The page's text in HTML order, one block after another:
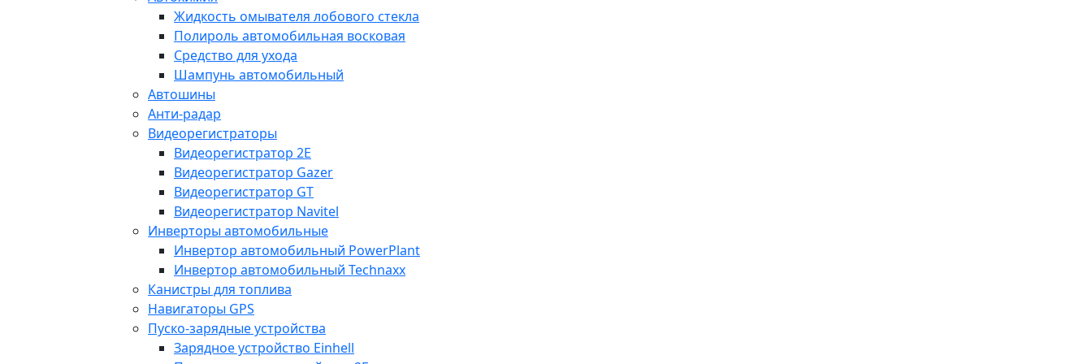
Жидкость омывателя лобового стекла
Полироль автомобильная восковая
Средство для ухода
Шампунь автомобильный
Автошины
Анти-радар
Видеорегистраторы
Видеорегистратор 2E
Видеорегистратор Gazer
Видеорегистратор GT
Видеорегистратор Navitel
Инверторы автомобильные
Инвертор автомобильный PowerPlant
Инвертор автомобильный Technaxx
Канистры для топлива
Навигаторы GPS
Пуско-зарядные устройства
Зарядное устройство Einhell